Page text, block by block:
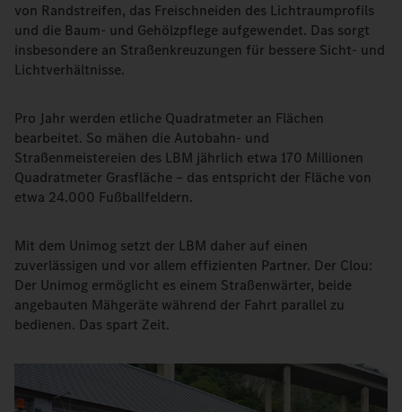
von Randstreifen, das Freischneiden des Lichtraumprofils
und die Baum- und Gehölzpflege aufgewendet. Das sorgt
insbesondere an Straßenkreuzungen für bessere Sicht- und
Lichtverhältnisse.
Pro Jahr werden etliche Quadratmeter an Flächen
bearbeitet. So mähen die Autobahn- und
Straßenmeistereien des LBM jährlich etwa 170 Millionen
Quadratmeter Grasfläche – das entspricht der Fläche von
etwa 24.000 Fußballfeldern.
Mit dem Unimog setzt der LBM daher auf einen
zuverlässigen und vor allem effizienten Partner. Der Clou:
Der Unimog ermöglicht es einem Straßenwärter, beide
angebauten Mähgeräte während der Fahrt parallel zu
bedienen. Das spart Zeit.